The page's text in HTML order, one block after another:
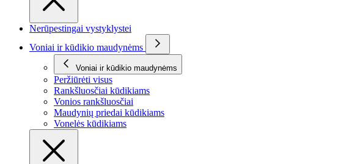
Nerūpestingai vystyklystei
Voniai ir kūdikio maudynėms
Voniai ir kūdikio maudynėms
Peržiūrėti visus
Rankšluosčiai kūdikiams
Vonios rankšluosčiai
Maudynių priedai kūdikiams
Vonelės kūdikiams